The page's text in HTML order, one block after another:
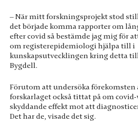
– När mitt forskningsprojekt stod
det började komma rapporter om
efter covid så bestämde jag mig för
om registerepidemiologi hjälpa till i
kunskapsutvecklingen kring detta
Bygdell.
Förutom att undersöka förekomsten
forskarlaget också tittat på om
skyddande effekt mot att
Det har de, visade det sig.